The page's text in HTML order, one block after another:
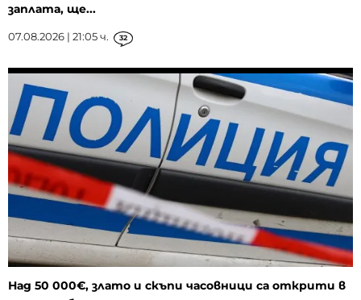
заплата, ще...
07.08.2026 | 21:05 ч. 32
Над 50 000€, злато и скъпи часовници са открити в